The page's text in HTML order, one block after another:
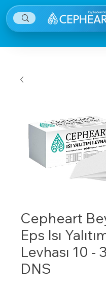
Cepheart
Eps Isı
Levhası 10 -
DNS